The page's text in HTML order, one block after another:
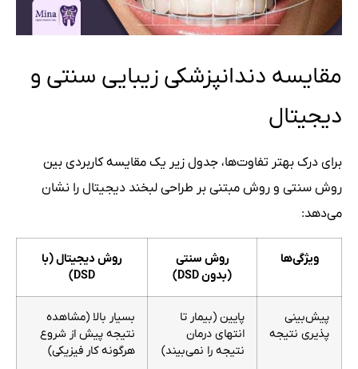
مقایسه دندانپزشکی زیبایی سنتی و
دیجیتال
برای درک بهتر تفاوت‌ها، جدول زیر یک مقایسه کاربردی بین
روش سنتی و روش مبتنی بر طراحی لبخند دیجیتال را نشان
می‌دهد:
ویژگی‌ها
روش سنتی
(بدون DSD)
روش دیجیتال (با
DSD)
پیش‌بینی
پذیری نتیجه
پایین (بیمار تا
انتهای درمان
نتیجه را نمی‌بیند)
بسیار بالا (مشاهده
نتیجه پیش از شروع
هرگونه کار فیزیکی)